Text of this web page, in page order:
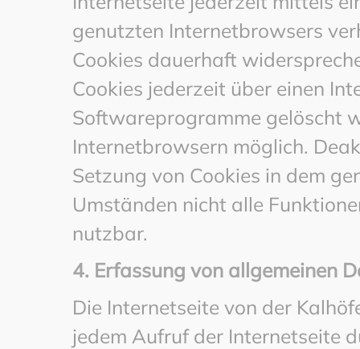
genutzten Internetbrowsers
Cookies dauerhaft
Cookies jederzeit über einen
Softwareprogramme gelöscht
Internetbrowsern möglich.
Setzung von Cookies in dem
Umständen nicht alle
nutzbar.
4. Erfassung von allgemeinen
Die Internetseite von der
jedem Aufruf der Internetseite